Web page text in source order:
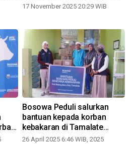
17 November 2025 20:29 WIB
Bosowa Peduli salurkan
bantuan kepada korban
kebakaran di Tamalate
Makassar
26 April 2025 6:46 WIB, 2025